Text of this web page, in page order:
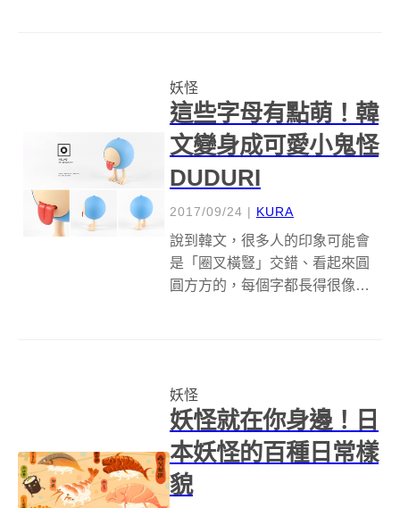
到重視，如今有人還把相關故事
做成觸手可及的桌...
妖怪
這些字母有點萌！韓
文變身成可愛小鬼怪
DUDURI
2017/09/24 | KURA
說到韓文，很多人的印象可能會
是「圈叉橫豎」交錯、看起來圓
圓方方的，每個字都長得很像，
的文化遺產，而當韓文結合另一
個韓國傳統文化中...
妖怪
妖怪就在你身邊！日
本妖怪的百種日常樣
貌